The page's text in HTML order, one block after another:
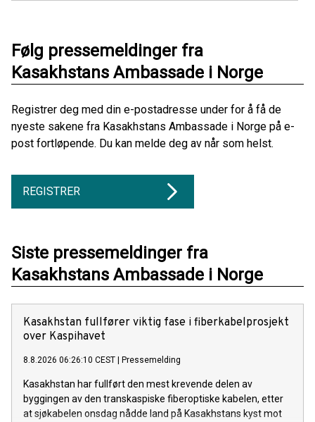
Følg pressemeldinger fra
Kasakhstans Ambassade i Norge
Registrer deg med din e-postadresse under for å få de
nyeste sakene fra Kasakhstans Ambassade i Norge på e-
post fortløpende. Du kan melde deg av når som helst.
REGISTRER
Siste pressemeldinger fra
Kasakhstans Ambassade i Norge
Kasakhstan fullfører viktig fase i fiberkabelprosjekt
over Kaspihavet
8.8.2026 06:26:10 CEST Pressemelding
Kasakhstan har fullført den mest krevende delen av
byggingen av den transkaspiske fiberoptiske kabelen, etter
at sjøkabelen onsdag nådde land på Kasakhstans kyst mot